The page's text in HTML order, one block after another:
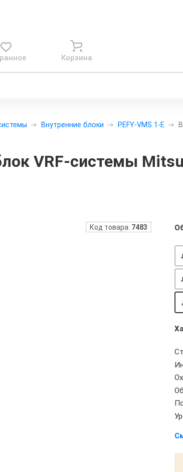
Корзина
Внутренние блоки PEFY-VMS 1-E
VRF-системы
Код товара: 7483